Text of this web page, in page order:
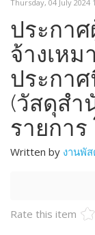
Thursday, 04 July 2024
ประกา
จ้างเหม
ประกา
(วัสดุสำ
รายการ
Written by งานพั
Rate this item